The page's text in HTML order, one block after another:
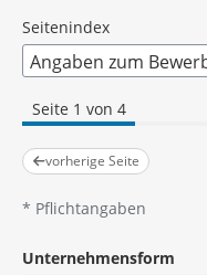
Seitenindex
Seite 1 von 4
vorherige Seite
* Pflichtangaben
Unternehmensform